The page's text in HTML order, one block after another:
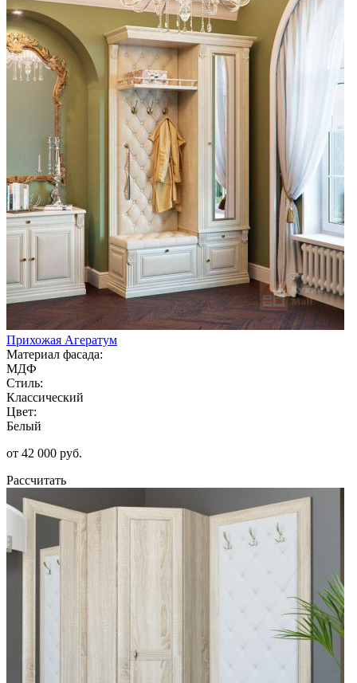
Прихожая Агератум
Материал фасада:
МДФ
Стиль:
Классический
Цвет:
Белый
от 42 000 руб.
Рассчитать